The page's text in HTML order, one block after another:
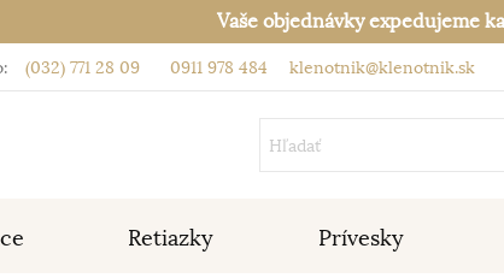
Vaše objednávky expedujeme
(032) 771 28 09 0911 978 484 klenotnik@klenotnik.sk
Retiazky Prívesky